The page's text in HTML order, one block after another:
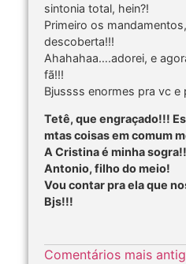
sintonia total, hein?!
Primeiro os
descoberta!!!
Ahahahaa….adorei, e
fã!!!
Bjussss enormes pra vc e
Tetê, que engraçado!!!
mtas coisas em comum
A Cristina é minha
Antonio, filho do meio!
Vou contar pra ela que
Bjs!!!
Comentários mais